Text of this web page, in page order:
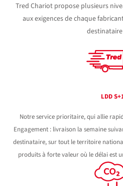
Tred Chariot propose plusieurs
aux exigences de chaque
LDD
Notre service prioritaire, qui allie
Engagement : livraison la semaine
destinataire, sur tout le territoire
produits à forte valeur où le délai est